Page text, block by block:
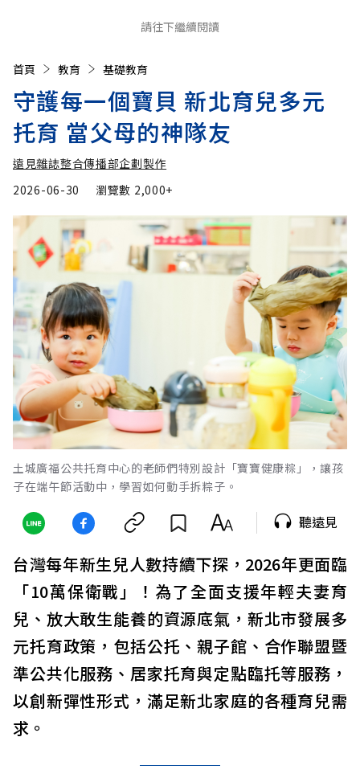
請往下繼續閱讀
首頁 教育 基礎教育
守護每一個寶貝 新北育兒多元
托育 當父母的神隊友
遠見雜誌整合傳播部企劃製作
2026-06-30
瀏覽數 2,000+
土城廣福公共托育中心的老師們特別設計「寶寶健康粽」，讓孩
子在端午節活動中，學習如何動手拆粽子。
聽遠見
台灣每年新生兒人數持續下探，2026年更面臨
「10萬保衛戰」！為了全面支援年輕夫妻育
兒、放大敢生能養的資源底氣，新北市發展多
元托育政策，包括公托、親子館、合作聯盟暨
準公共化服務、居家托育與定點臨托等服務，
以創新彈性形式，滿足新北家庭的各種育兒需
求。